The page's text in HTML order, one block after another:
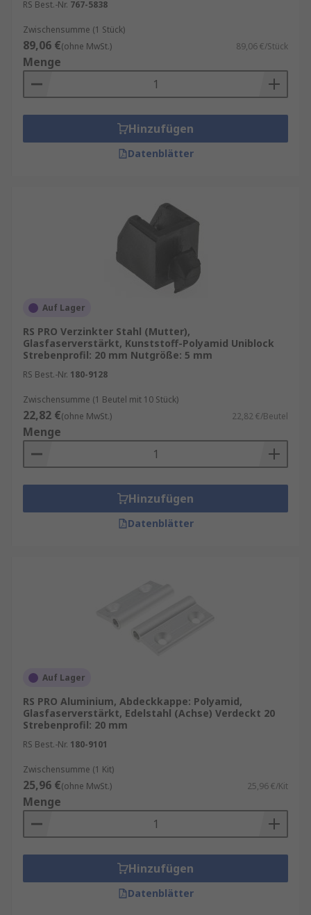
RS Best.-Nr. 767-5838
Zwischensumme (1 Stück)
89,06 €(ohne MwSt.) 89,06 €/Stück
Menge
Hinzufügen
Datenblätter
Auf Lager
RS PRO Verzinkter Stahl (Mutter),
Glasfaserverstärkt, Kunststoff-Polyamid Uniblock
Strebenprofil: 20 mm Nutgröße: 5 mm
RS Best.-Nr. 180-9128
Zwischensumme (1 Beutel mit 10 Stück)
22,82 €(ohne MwSt.) 22,82 €/Beutel
Menge
Hinzufügen
Datenblätter
Auf Lager
RS PRO Aluminium, Abdeckkappe: Polyamid,
Glasfaserverstärkt, Edelstahl (Achse) Verdeckt 20
Strebenprofil: 20 mm
RS Best.-Nr. 180-9101
Zwischensumme (1 Kit)
25,96 €(ohne MwSt.) 25,96 €/Kit
Menge
Hinzufügen
Datenblätter